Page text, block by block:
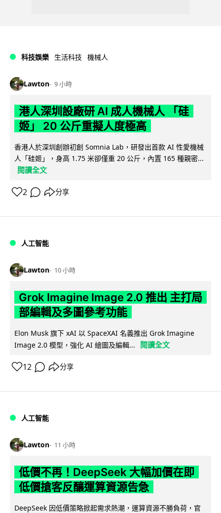
科技娛樂 生活科技 機械人
Lawton 9 小時
港人深圳設廠研 AI 成人機械人 「硅
姬」 20 公斤重擬人度極高
香港人於深圳創辦初創 Somnia Lab，研發出首款 AI 性愛機械
人「硅姬」，身高 1.75 米卻僅重 20 公斤，內置 165 種親密...
閱讀全文
2 分享
人工智能
Lawton 10 小時
Grok Imagine Image 2.0 推出 主打局
部編輯及多圖參考功能
Elon Musk 旗下 xAI 以 SpaceXAI 名義推出 Grok Imagine
Image 2.0 模型，強化 AI 繪圖及編輯...
閱讀全文
12 分享
人工智能
Lawton 11 小時
低價不再！DeepSeek 大幅加價在即
低價搶客反釀運算資源告急
DeepSeek 因低價策略掀起需求熱潮，運算資源不勝負荷，官